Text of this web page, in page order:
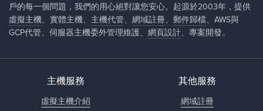
戶的每一個問題，我們的用心絕對讓您安心。起源於2003年，提供
虛擬主機、實體主機、 主機代管、 網域註冊、 郵件歸檔、AWS與
GCP代管、伺服器主機委外管理維護、 網頁設計、專案開發。
主機服務
虛擬主機介紹
其他服務
網域註冊